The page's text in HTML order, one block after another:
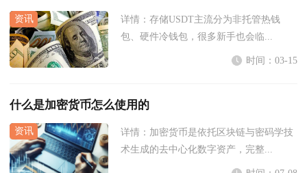
详情： 存储USDT主流分为非托管热钱
包、硬件冷钱包，很多新手也会临...
时间：03-15
什么是加密货币怎么使用的
详情： 加密货币是依托区块链与密码学技
术生成的去中心化数字资产，完整...